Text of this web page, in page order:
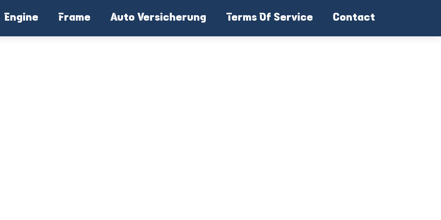
Engine Frame Auto Versicherung Terms Of Service Contact